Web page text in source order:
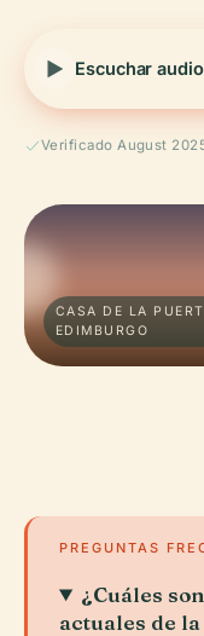
Escuchar
Verificado August
CASA DE LA
EDIMBURGO
PREGUNTAS
¿Cuáles
actuales de